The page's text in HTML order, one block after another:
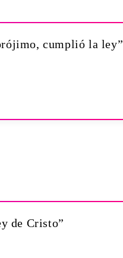
cumplió la ley”
de Cristo”